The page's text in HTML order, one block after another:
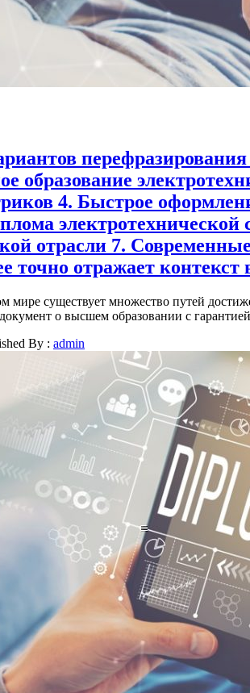
образование
4. Быстрое
отрасли 7.
точно отражает контекст
мире существует множество путей
о высшем образовании с гарантией
By : admin